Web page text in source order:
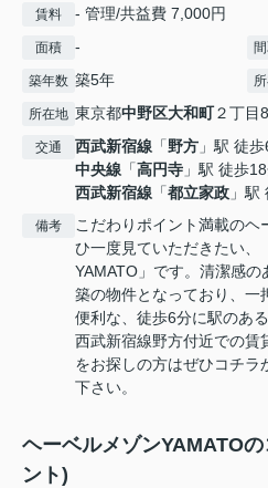
賃料 - 管理/共益費 7,000円
面積 -
築年数 築5年
所在地 東京都中野区大和町２丁目
交通 西武新宿線 「野方 」駅 徒
中央線 「高円寺 」駅 徒歩
西武新宿線 「都立家政 」駅
備考
こだわりポイント満載のヘ
ひ一度見ていただきたい、
YAMATO」です。清潔感
築の物件となっており、一
便利な、徒歩6分に駅のあ
西武新宿線野方付近での賃
をお探しの方はぜひコチラ
下さい。
ヘーベルメゾンYAMATO
ント)